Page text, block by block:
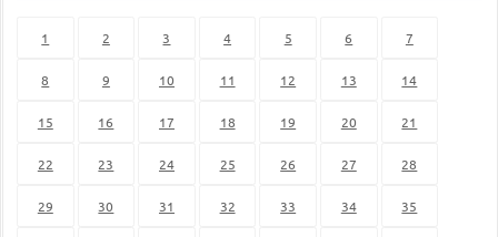
1 2 3 4 5 6 7
8 9 10 11 12 13 14
15 16 17 18 19 20 21
22 23 24 25 26 27 28
29 30 31 32 33 34 35